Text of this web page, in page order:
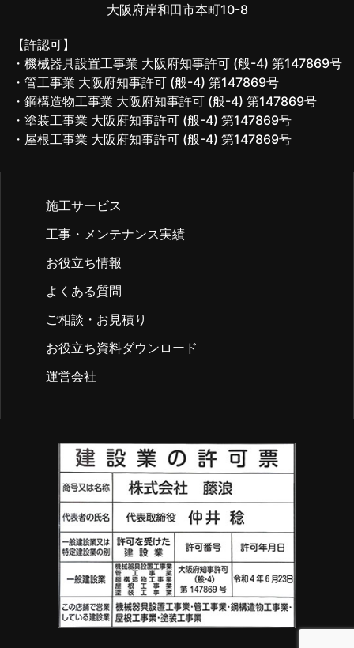
大阪府岸和田市本町10-8
【許認可】
・機械器具設置工事業 大阪府知事許可 (般-4) 第147869号
・管工事業 大阪府知事許可 (般-4) 第147869号
・鋼構造物工事業 大阪府知事許可 (般-4) 第147869号
・塗装工事業 大阪府知事許可 (般-4) 第147869号
・屋根工事業 大阪府知事許可 (般-4) 第147869号
施工サービス
工事・メンテナンス実績
お役立ち情報
よくある質問
ご相談・お見積り
お役立ち資料ダウンロード
運営会社